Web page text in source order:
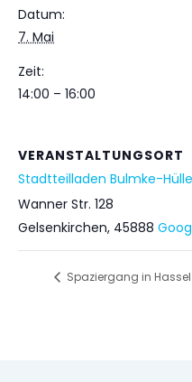
Datum:
7. Mai
Zeit:
14:00 – 16:00
VERANSTALTUNGSORT
Stadtteilladen Bulmke-
Wanner Str. 128
Gelsenkirchen, 45888
Spaziergang in Hassel